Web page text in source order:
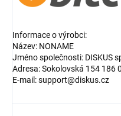
Informace o výrobci:
Název: NONAME
Jméno společnosti: DISKUS
Adresa: Sokolovská 154 186
E-mail: support@diskus.cz